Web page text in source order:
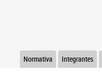
Integrantes
Normativa